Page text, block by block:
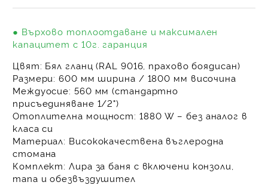
● Върхово топлоотдаване и максимален
капацитет с 10г. гаранция
Цвят: Бял гланц (RAL 9016, прахово боядисан)
Размери: 600 мм ширина / 1800 мм височина
Междуосие: 560 мм (стандартно
присъединяване 1/2")
Отоплителна мощност: 1880 W – без аналог в
класа си
Материал: Висококачествена въглеродна
стомана
Комплект: Лира за баня с включени конзоли,
тапа и обезвъздушител
на поръчката се
За покупки на